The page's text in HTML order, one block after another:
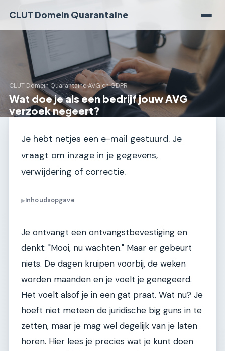
CLUT Domein Quarantaine
CLUT Domein Quarantaine›AVG en GDPR
Wat doe je als een bedrijf jouw AVG
verzoek negeert?
Je hebt netjes een e-mail gestuurd. Je
vraagt om inzage in je gegevens,
verwijdering of correctie.
▶Inhoudsopgave
Je ontvangt een ontvangstbevestiging en
denkt: "Mooi, nu wachten." Maar er gebeurt
niets. De dagen kruipen voorbij, de weken
worden maanden en je voelt je genegeerd.
Het voelt alsof je in een gat praat. Wat nu? Je
hoeft niet meteen de juridische big guns in te
zetten, maar je mag wel degelijk van je laten
horen. Hier lees je precies wat je kunt doen